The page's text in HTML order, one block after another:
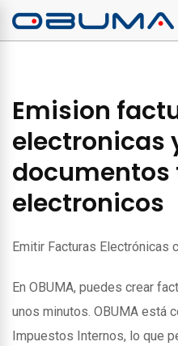
Emision
electronicas
electronicos
Emitir Facturas Electrónicas
En OBUMA, puedes crear
unos minutos. OBUMA está
Impuestos Internos, lo que